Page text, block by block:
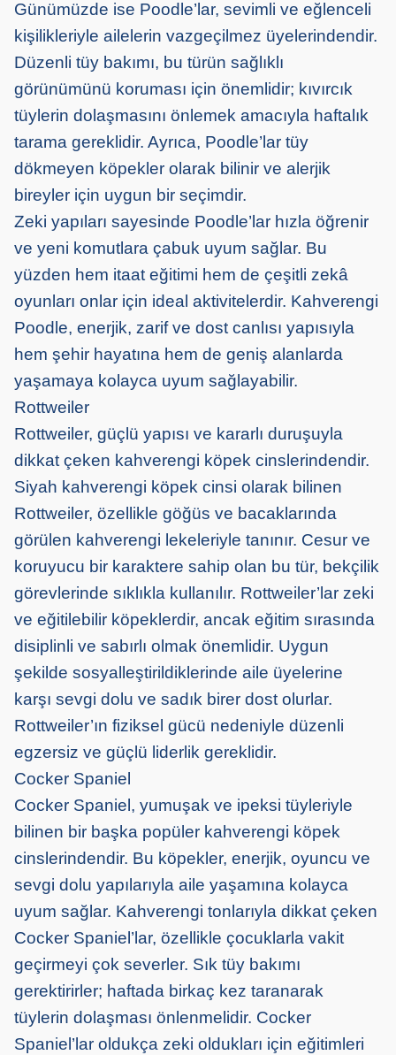
Günümüzde ise Poodle’lar, sevimli ve eğlenceli
kişilikleriyle ailelerin vazgeçilmez üyelerindendir.
Düzenli tüy bakımı, bu türün sağlıklı
görünümünü koruması için önemlidir; kıvırcık
tüylerin dolaşmasını önlemek amacıyla haftalık
tarama gereklidir. Ayrıca, Poodle’lar tüy
dökmeyen köpekler olarak bilinir ve alerjik
bireyler için uygun bir seçimdir.
Zeki yapıları sayesinde Poodle’lar hızla öğrenir
ve yeni komutlara çabuk uyum sağlar. Bu
yüzden hem itaat eğitimi hem de çeşitli zekâ
oyunları onlar için ideal aktivitelerdir. Kahverengi
Poodle, enerjik, zarif ve dost canlısı yapısıyla
hem şehir hayatına hem de geniş alanlarda
yaşamaya kolayca uyum sağlayabilir.
Rottweiler
Rottweiler, güçlü yapısı ve kararlı duruşuyla
dikkat çeken kahverengi köpek cinslerindendir.
Siyah kahverengi köpek cinsi olarak bilinen
Rottweiler, özellikle göğüs ve bacaklarında
görülen kahverengi lekeleriyle tanınır. Cesur ve
koruyucu bir karaktere sahip olan bu tür, bekçilik
görevlerinde sıklıkla kullanılır. Rottweiler’lar zeki
ve eğitilebilir köpeklerdir, ancak eğitim sırasında
disiplinli ve sabırlı olmak önemlidir. Uygun
şekilde sosyalleştirildiklerinde aile üyelerine
karşı sevgi dolu ve sadık birer dost olurlar.
Rottweiler’ın fiziksel gücü nedeniyle düzenli
egzersiz ve güçlü liderlik gereklidir.
Cocker Spaniel
Cocker Spaniel, yumuşak ve ipeksi tüyleriyle
bilinen bir başka popüler kahverengi köpek
cinslerindendir. Bu köpekler, enerjik, oyuncu ve
sevgi dolu yapılarıyla aile yaşamına kolayca
uyum sağlar. Kahverengi tonlarıyla dikkat çeken
Cocker Spaniel’lar, özellikle çocuklarla vakit
geçirmeyi çok severler. Sık tüy bakımı
gerektirirler; haftada birkaç kez taranarak
tüylerin dolaşması önlenmelidir. Cocker
Spaniel’lar oldukça zeki oldukları için eğitimleri